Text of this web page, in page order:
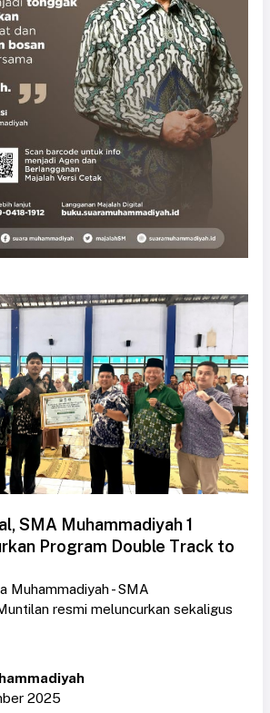
SMA Muhammadiyah 1
Program Double Track to
Muhammadiyah - SMA
resmi meluncurkan sekaligus
2025